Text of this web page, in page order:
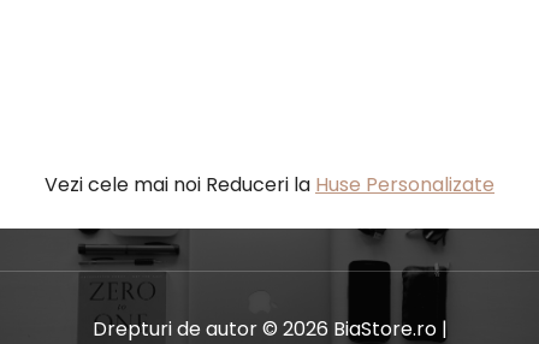
Vezi cele mai noi Reduceri la Huse Personalizate
Drepturi de autor © 2026 BiaStore.ro |